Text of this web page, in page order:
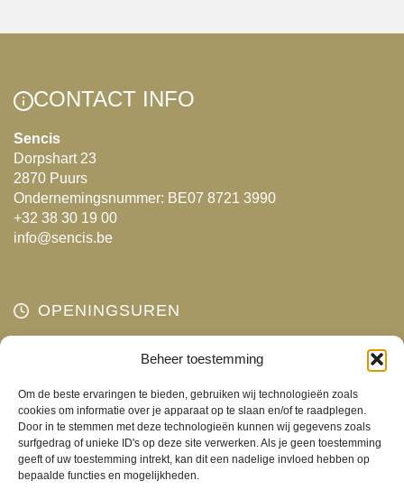
Beheer toestemming
Om de beste ervaringen te bieden, gebruiken wij technologieën zoals
cookies om informatie over je apparaat op te slaan en/of te raadplegen.
Door in te stemmen met deze technologieën kunnen wij gegevens zoals
surfgedrag of unieke ID's op deze site verwerken. Als je geen toestemming
geeft of uw toestemming intrekt, kan dit een nadelige invloed hebben op
bepaalde functies en mogelijkheden.
CONTACT INFO
Sencis
Dorpshart 23
2870 Puurs
Ondernemingsnummer: BE07 8721 3990
+32 38 30 19 00
info@sencis.be
OPENINGSUREN
Gesloten
Woensdag
10:00 - 18:00
Donderdag
10:00 - 18:00
Vrijdag
10:00 - 18:00
Zaterdag
10:00 - 17:00